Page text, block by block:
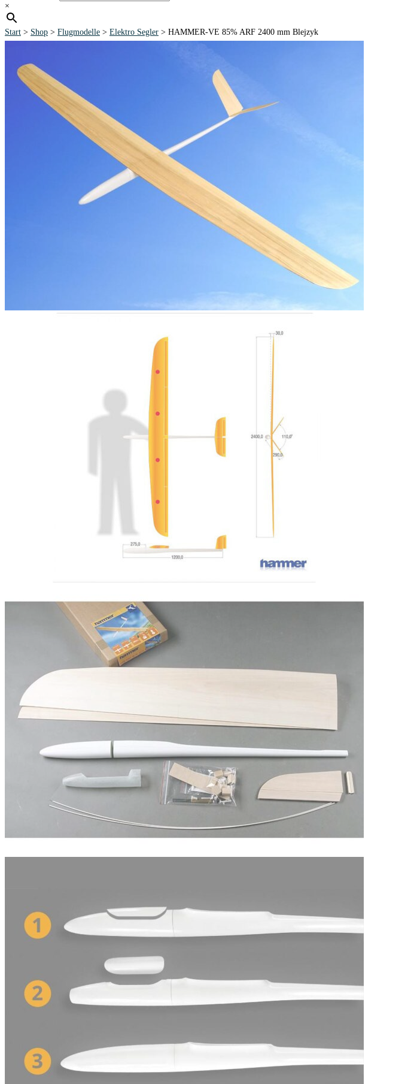
×
Start > Shop > Flugmodelle > Elektro Segler > HAMMER-VE 85% ARF 2400 mm Blejzyk